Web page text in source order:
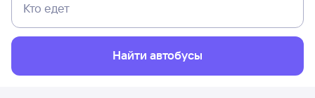
Кто едет
Найти автобусы